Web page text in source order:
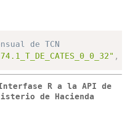
de TCN
,
R a la API de
de Hacienda